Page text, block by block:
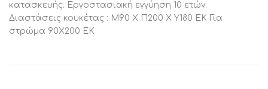
κατασκευής. Εργοστασιακή εγγύηση 10 ετών.
Διαστάσεις κουκέτας : Μ90 Χ Π200 Χ Υ180 ΕΚ Για
στρώμα 90Χ200 ΕΚ